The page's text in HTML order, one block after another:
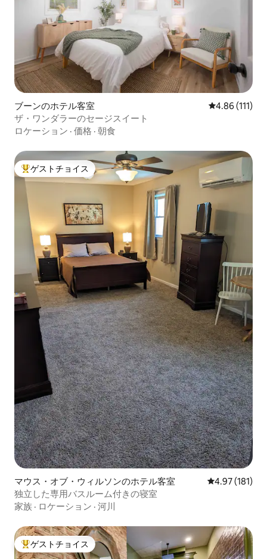
ブーンのホテル客室 レビュー111
4.86 (111)
ザ・ワンダラーのセージスイート
ロケーション · 価格 · 朝食
大好評のゲストチョイスです。
ゲストチョイス
マウス・オブ・ウィルソンのホテル客室 レビュー181
4.97 (181)
独立した専用バスルーム付きの寝室
家族 · ロケーション · 河川
大好評のゲストチョイスです。
ゲストチョイス